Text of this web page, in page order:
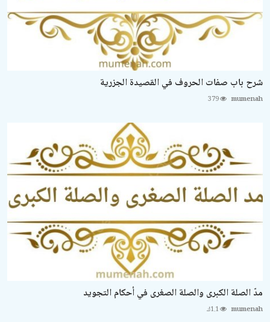
شرح باب صفات الحروف في القصيدة الجزرية
mumenah
مدّ الصلة الكبرى والصلة الصغرى في أحكام التجويد
mumenah